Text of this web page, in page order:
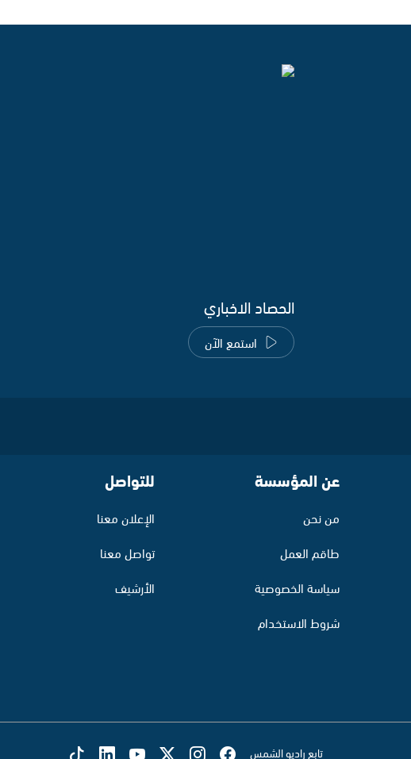
الحصاد الاخباري
استمع الآن
عن المؤسسة
من نحن
طاقم العمل
سياسة الخصوصية
شروط الاستخدام
للتواصل
الإعلان معنا
تواصل معنا
الأرشيف
تابع راديو الشمس